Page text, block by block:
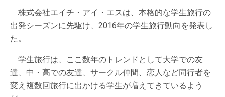
株式会社エイチ・アイ・エスは、本格的な学生旅行の
出発シーズンに先駆け、2016年の学生旅行動向を発表し
た。
学生旅行は、ここ数年のトレンドとして大学での友
達、中・高での友達、サークル仲間、恋人など同行者を
変え複数回旅行に出かける学生が増えてきているよう